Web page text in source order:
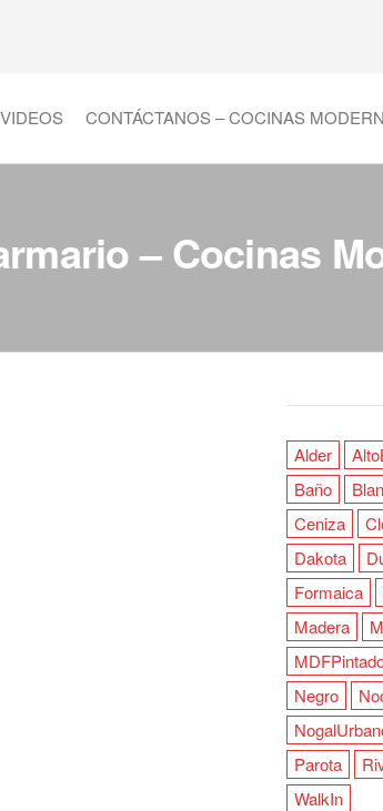
VIDEOS CONTÁCTANOS – COCINAS
– Cocinas
Alder
Baño
Ceniza
Dakota
Formaica
Madera
Negro
Parota
WalkIn